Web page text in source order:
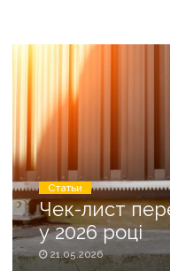
Статьи
Чек-лист
у 2026 році
21.05.2026